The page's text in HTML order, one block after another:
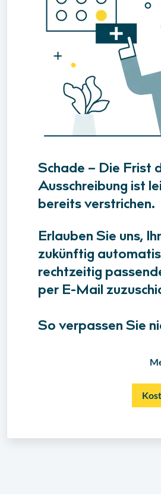
Schade – Die Frist
Ausschreibung ist
bereits verstrichen.
Erlauben Sie uns,
zukünftig
rechtzeitig
per E-Mail
So verpassen Sie